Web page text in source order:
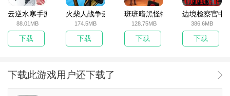
云逆水寒手游
88.01MB
下载
火柴人战争遗产无敌版
174.5MB
下载
班班暗黑怪物生存挑战5
128.75MB
下载
边境检察官中
386.6MB
下载
下载此游戏用户还下载了